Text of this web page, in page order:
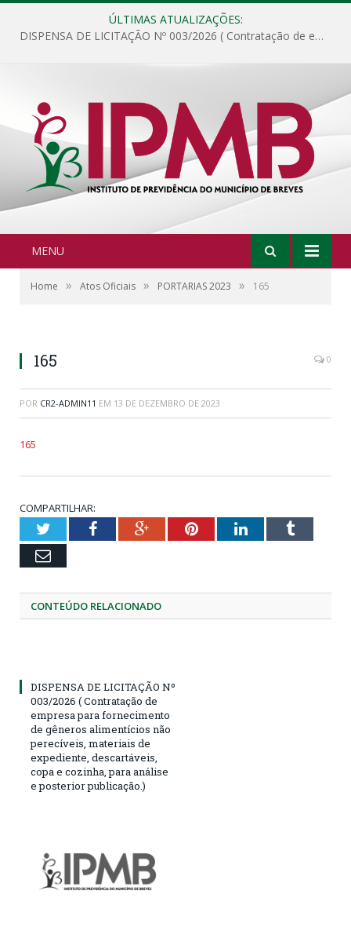
ÚLTIMAS ATUALIZAÇÕES:
DISPENSA DE LICITAÇÃO Nº 003/2026 ( Contratação de empresa para fornecimento de gêneros alimentícios não perecíveis, materiais de expediente, descartáveis, copa e cozinha, para análise e posterior publicação.)
MENU
Home » Atos Oficiais » PORTARIAS 2023 » 165
165 0
POR CR2-ADMIN11 EM 13 DE DEZEMBRO DE 2023
165
COMPARTILHAR:
TwitterFacebookGoogle+PinterestLinkedInTumblr
Email
CONTEÚDO RELACIONADO
DISPENSA DE LICITAÇÃO Nº
003/2026 ( Contratação de
empresa para fornecimento
de gêneros alimentícios não
perecíveis, materiais de
expediente, descartáveis,
copa e cozinha, para análise
e posterior publicação.)